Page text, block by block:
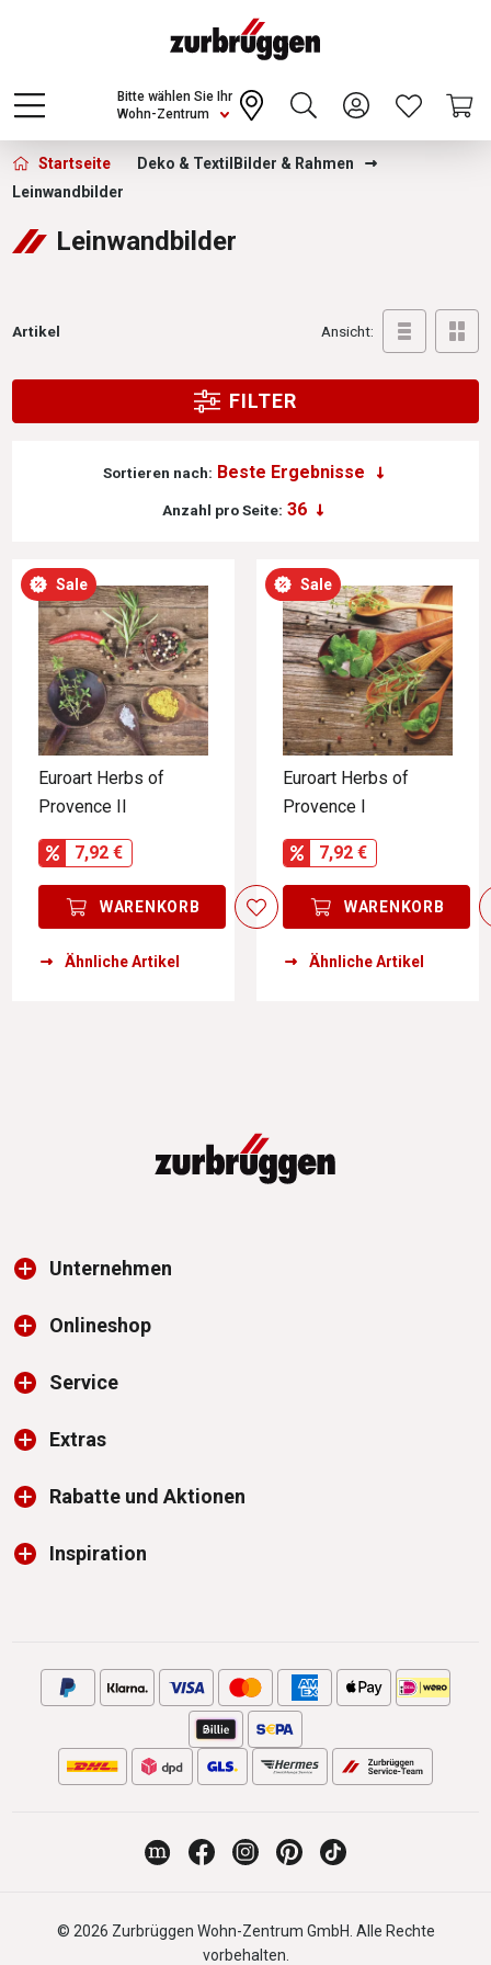
Choose a different country or region to see
content for your location and shop online
CONTINUE
Wohn-Zentrum
Bitte wählen Sie Ihr
Zurbrüggen - Leinwandbilder
Startseite Deko & Textil Bilder & Rahmen
Leinwandbilder
Leinwandbilder
Artikel Ansicht:
FILTER
Sortieren nach:
Anzahl pro Seite:
Sale
Euroart Herbs of
Provence II
7,92 €
WARENKORB
Ähnliche Artikel
Sale
Euroart Herbs of
Provence I
7,92 €
WARENKORB
Ähnliche Artikel
Unternehmen
Onlineshop
Service
Extras
Rabatte und Aktionen
Inspiration
© 2026 Zurbrüggen Wohn-Zentrum GmbH. Alle Rechte
vorbehalten.